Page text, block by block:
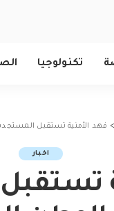
تكنولوجيا
> فهد الأمنية تستقبل
اخبار